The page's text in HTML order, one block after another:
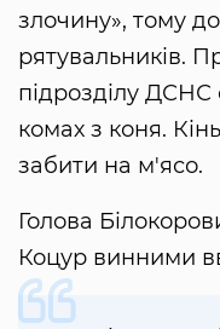
злочину», тому
рятувальників.
підрозділу
комах з коня.
забити на м'ясо.
Голова
Коцур винними